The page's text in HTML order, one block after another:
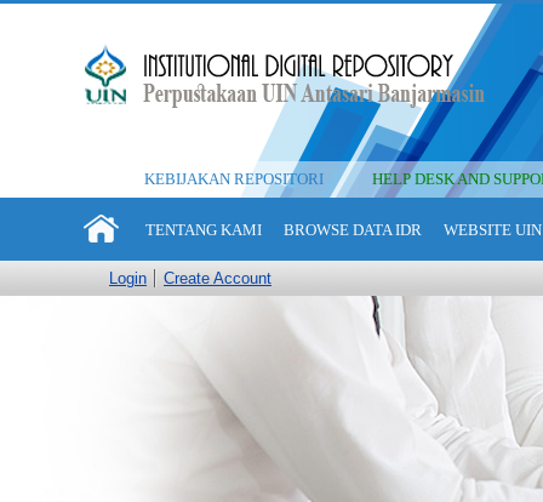
KEBIJAKAN REPOSITORI HELP DESK AND
TENTANG KAMI BROWSE DATA IDR WEBSITE
Login Create Account